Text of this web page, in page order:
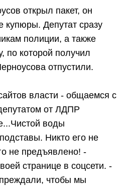
открыл пакет, он
купюры. Депутат сразу
полиции, а также
по которой получил
отпустили.
власти - общаемся с
от ЛДПР
воды
Никто его не
не предъявлено! -
странице в соцсети. -
чтобы мы